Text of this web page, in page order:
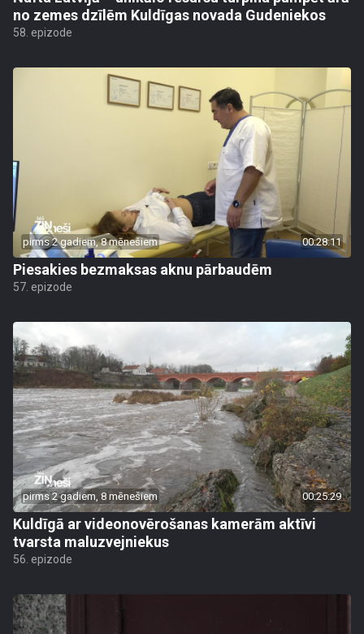
no zemes dzīlēm Kuldīgas novada Gudeniekos
58. epizode
pirms 2 gadiem, 8 mēnešiem 00:28:11
Piesakies bezmaksas aknu pārbaudēm
57. epizode
pirms 2 gadiem, 8 mēnešiem 00:25:29
Kuldīgā ar videonovērošanas kamerām aktīvi
tvarsta maluzvejniekus
56. epizode